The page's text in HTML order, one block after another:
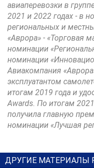
авиаперевозки в
2021 и 2022 годах - в
региональных и
«Аврора» - «Торговая
номинации
номинации
Авиакомпания
эксплуатантом
итогам 2019 года и
Awards. По итогам
получила главную
номинации «Лучшая
ДРУГИЕ МАТЕРИАЛЫ